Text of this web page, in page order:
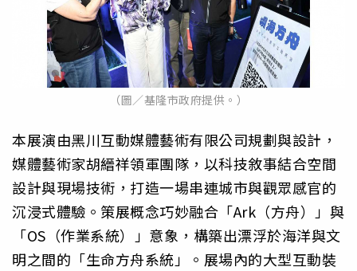
（圖／基隆市政府提供。）
本展演由黑川互動媒體藝術有限公司規劃與設計，
媒體藝術家胡縉祥領軍團隊，以科技敘事結合空間
設計與現場技術，打造一場串連城市與觀眾感官的
沉浸式體驗。策展概念巧妙融合「Ark（方舟）」與
「OS（作業系統）」意象，構築出漂浮於海洋與文
明之間的「生命方舟系統」。展場內的大型互動裝